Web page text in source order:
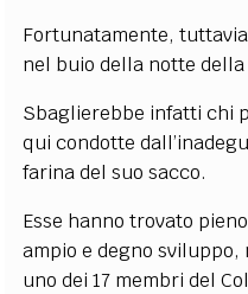
Fortunatamente,
nel buio della notte
Sbaglierebbe infatti chi
qui condotte
farina del suo sacco.
Esse hanno trovato
ampio e degno sviluppo,
uno dei 17 membri del